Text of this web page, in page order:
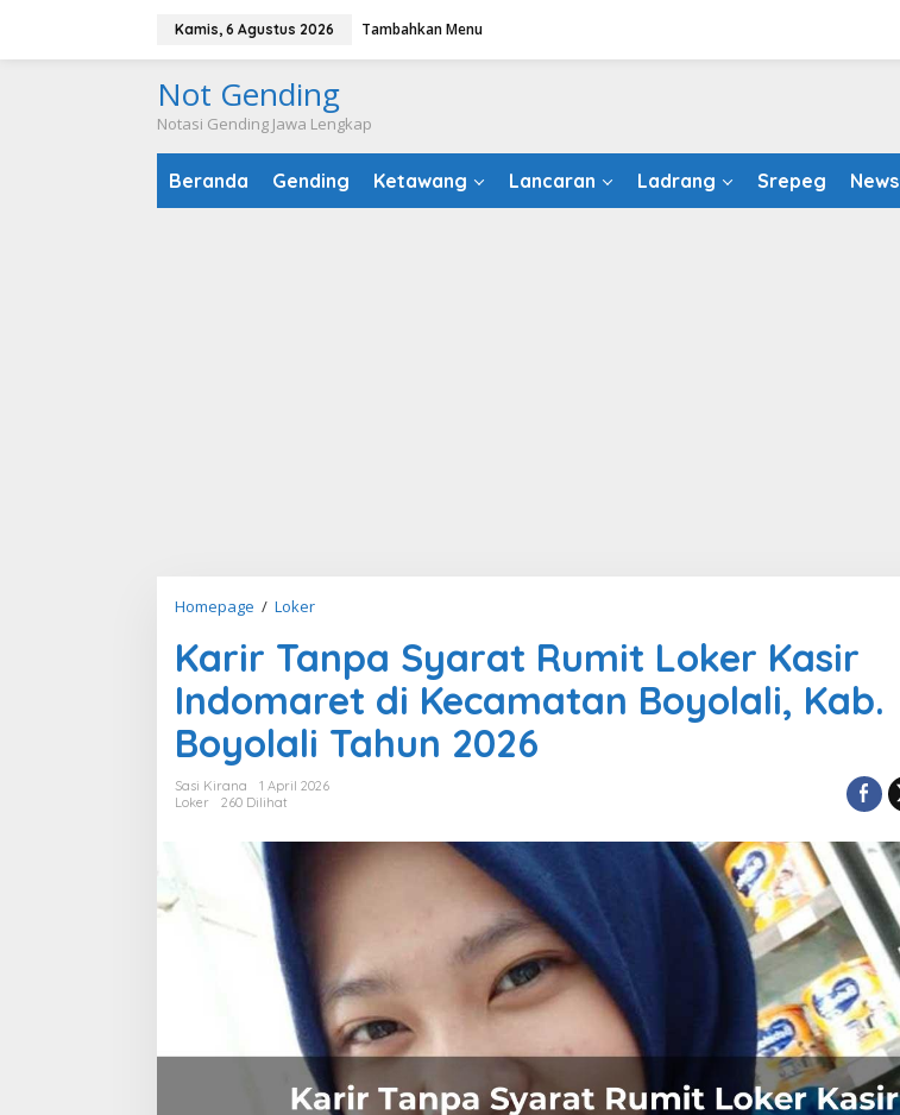
konten
Kamis, 6 Agustus 2026 Tambahkan Menu
Not Gending
Notasi Gending Jawa Lengkap
Beranda Gending Ketawang Lancaran Ladrang Srepeg News
Homepage / LokerKarir
Syarat
Rumit
Loker
Indomaret
Kecamatan
Kab.
Boyolali
Karir Tanpa Syarat Rumit Loker Kasir
Indomaret di Kecamatan Boyolali, Kab.
Boyolali Tahun 2026
Sasi Kirana
1 April 2026
Loker
260 Dilihat